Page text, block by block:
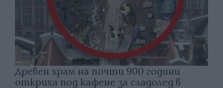
Древен храм на почти 900 години
откриха под кафене за сладолед в